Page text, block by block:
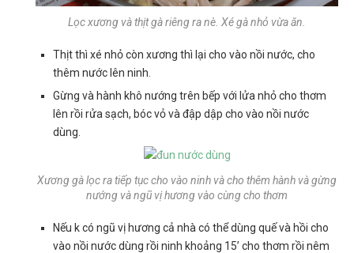
Lọc xương và thịt gà riêng ra nè. Xé gà nhỏ vừa ăn.
Thịt thì xé nhỏ còn xương thì lại cho vào nồi nước, cho
thêm nước lên ninh.
Gừng và hành khô nướng trên bếp với lửa nhỏ cho thơm
lên rồi rửa sạch, bóc vỏ và đập dập cho vào nồi nước
dùng.
Xương gà lọc ra tiếp tục cho vào ninh và cho thêm hành và gừng
nướng và ngũ vị hương vào cùng cho thơm
Nếu k có ngũ vị hương cả nhà có thể dùng quế và hồi cho
vào nồi nước dùng rồi ninh khoảng 15’ cho thơm rồi nêm